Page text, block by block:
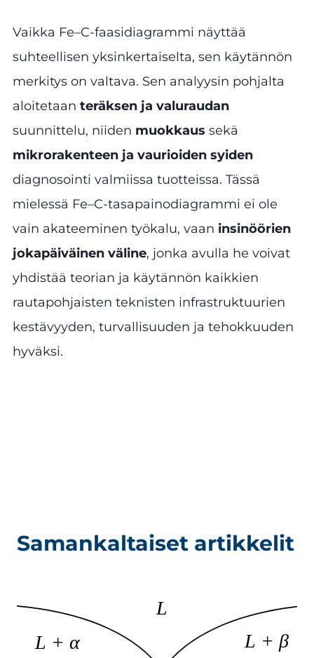
Vaikka Fe–C-faasidiagrammi näyttää
suhteellisen yksinkertaiselta, sen käytännön
merkitys on valtava. Sen analyysin pohjalta
aloitetaan teräksen ja valuraudan
suunnittelu, niiden muokkaus sekä
mikrorakenteen ja vaurioiden syiden
diagnosointi valmiissa tuotteissa. Tässä
mielessä Fe–C-tasapainodiagrammi ei ole
vain akateeminen työkalu, vaan insinöörien
jokapäiväinen väline, jonka avulla he voivat
yhdistää teorian ja käytännön kaikkien
rautapohjaisten teknisten infrastruktuurien
kestävyyden, turvallisuuden ja tehokkuuden
hyväksi.
Samankaltaiset artikkelit